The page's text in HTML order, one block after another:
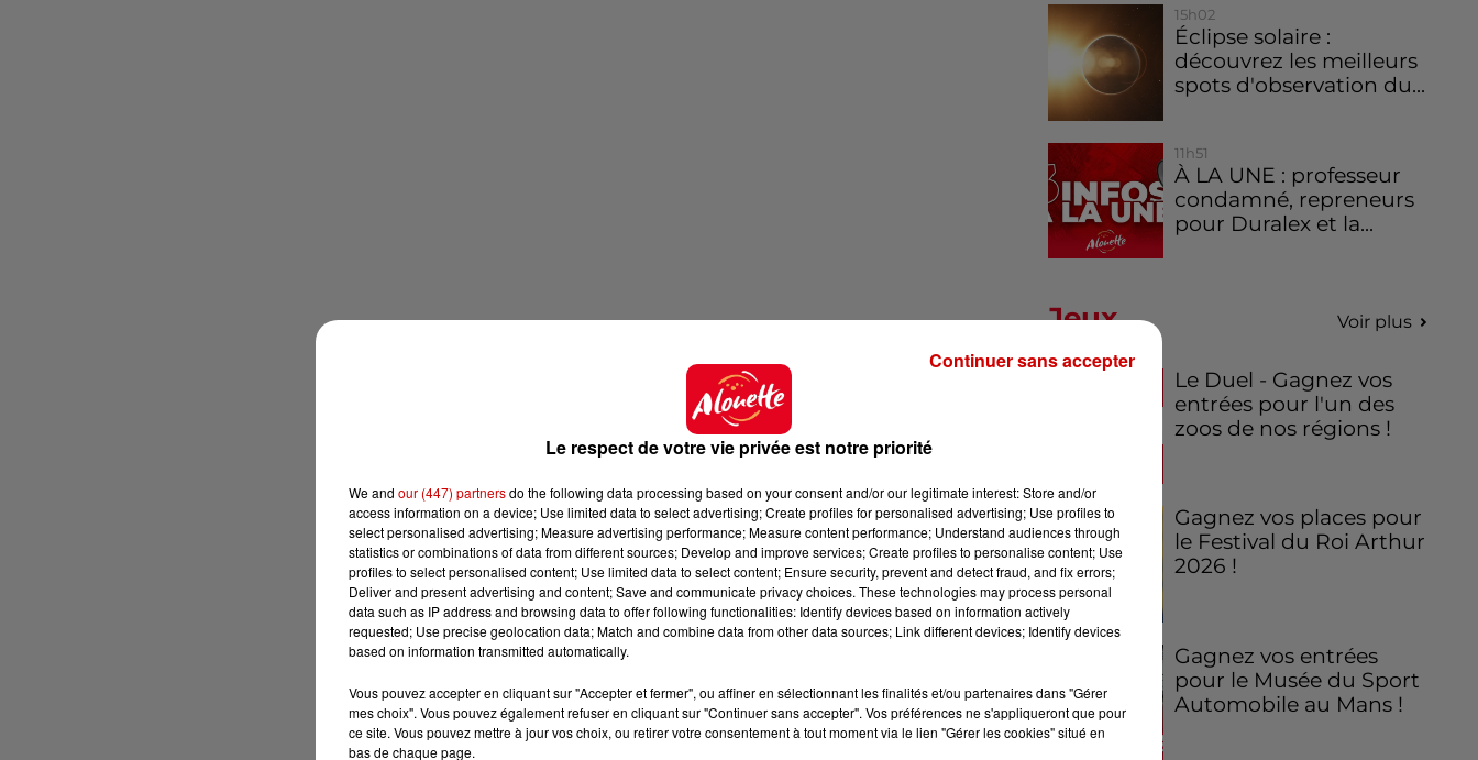
15h02
Éclipse solaire :
découvrez les meilleurs
spots d'observation du...
11h51
À LA UNE : professeur
condamné, repreneurs
pour Duralex et la...
Jeux Voir plus
Le Duel - Gagnez vos
entrées pour l'un des
zoos de nos régions !
Gagnez vos places pour
le Festival du Roi Arthur
2026 !
Gagnez vos entrées
pour le Musée du Sport
Automobile au Mans !
Le respect de votre vie privée est notre priorité
We and our (447) partnersdo the following data processing based on your consent and/or our legitimate interest: Store and/or
access information on a device; Use limited data to select advertising; Create profiles for personalised advertising; Use profiles to
select personalised advertising; Measure advertising performance; Measure content performance; Understand audiences through
statistics or combinations of data from different sources; Develop and improve services; Create profiles to personalise content; Use
profiles to select personalised content; Use limited data to select content; Ensure security, prevent and detect fraud, and fix errors;
Deliver and present advertising and content; Save and communicate privacy choices. These technologies may process personal
data such as IP address and browsing data to offer following functionalities: Identify devices based on information actively
requested; Use precise geolocation data; Match and combine data from other data sources; Link different devices; Identify devices
based on information transmitted automatically.
Vous pouvez accepter en cliquant sur "Accepter et fermer", ou affiner en sélectionnant les finalités et/ou partenaires dans "Gérer
mes choix". Vous pouvez également refuser en cliquant sur "Continuer sans accepter". Vos préférences ne s'appliqueront que pour
ce site. Vous pouvez mettre à jour vos choix, ou retirer votre consentement à tout moment via le lien "Gérer les cookies" situé en
bas de chaque page.
Continuer sans accepter